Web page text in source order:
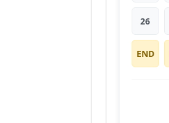
26
END